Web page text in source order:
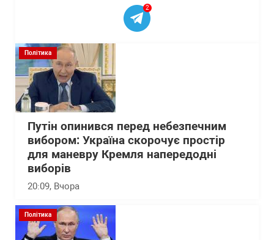
2
Політика
Путін опинився перед небезпечним
вибором: Україна скорочує простір
для маневру Кремля напередодні
виборів
20:09, Вчора
Політика